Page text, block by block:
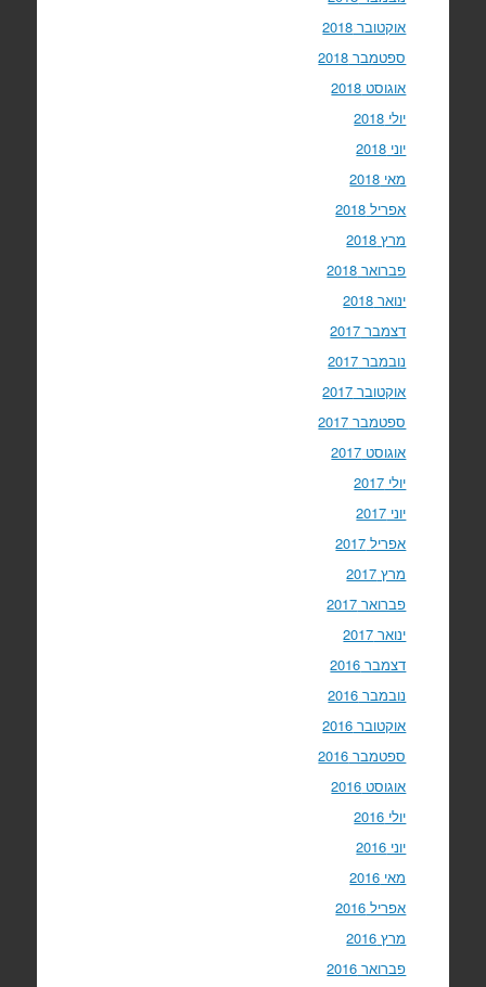
אוקטובר 2018
ספטמבר 2018
אוגוסט 2018
יולי 2018
יוני 2018
מאי 2018
אפריל 2018
מרץ 2018
פברואר 2018
ינואר 2018
דצמבר 2017
נובמבר 2017
אוקטובר 2017
ספטמבר 2017
אוגוסט 2017
יולי 2017
יוני 2017
אפריל 2017
מרץ 2017
פברואר 2017
ינואר 2017
דצמבר 2016
נובמבר 2016
אוקטובר 2016
ספטמבר 2016
אוגוסט 2016
יולי 2016
יוני 2016
מאי 2016
אפריל 2016
מרץ 2016
פברואר 2016